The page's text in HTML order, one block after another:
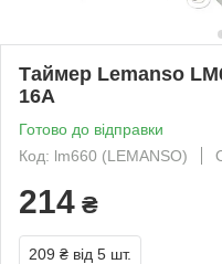
Таймер Lemanso
16A
Готово до відправки
Код: lm660 (LEMANSO)
214 ₴
209 ₴ від 5 шт.